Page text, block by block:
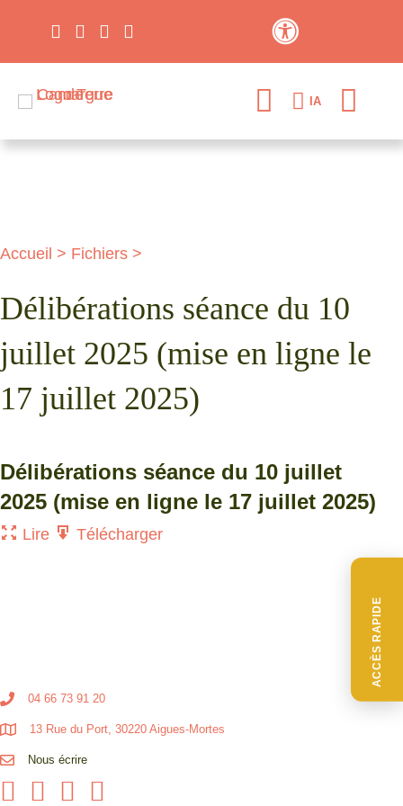
ACCÈS RAPIDE
IA
Accueil > Fichiers >
Délibérations séance du 10
juillet 2025 (mise en ligne le
17 juillet 2025)
Délibérations séance du 10 juillet
2025 (mise en ligne le 17 juillet 2025)
Lire Télécharger
04 66 73 91 20
13 Rue du Port, 30220 Aigues-Mortes
Nous écrire